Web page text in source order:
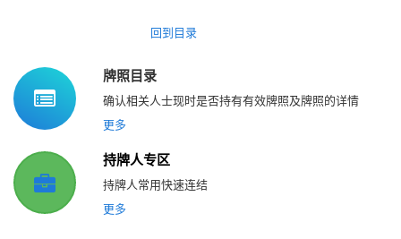
回到目录
牌照目录
确认相关人士现时是否持有有效牌照及牌照的详情
更多
持牌人专区
持牌人常用快速连结
更多